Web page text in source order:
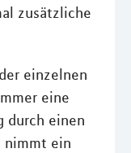
zusätzliche
einzelnen
eine
durch einen
nimmt ein